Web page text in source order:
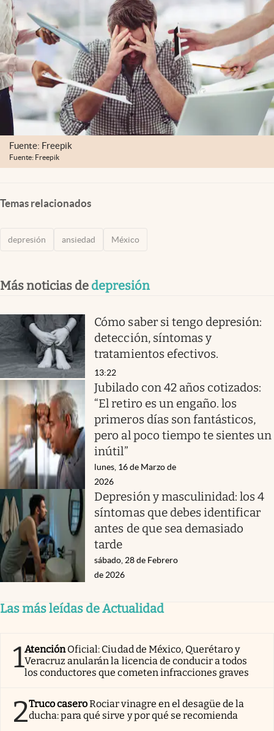
Mediakit
abre en nueva pestaña
México
Fuente: Freepik
Fuente: Freepik
Temas relacionados
depresión ansiedad México
Más noticias de depresión
Cómo saber si tengo depresión:
detección, síntomas y
tratamientos efectivos.
13:22
Jubilado con 42 años cotizados:
“El retiro es un engaño. los
primeros días son fantásticos,
pero al poco tiempo te sientes un
inútil”
lunes, 16 de Marzo de
2026
Depresión y masculinidad: los 4
síntomas que debes identificar
antes de que sea demasiado
tarde
sábado, 28 de Febrero
de 2026
Las más leídas de Actualidad
1AtenciónOficial: Ciudad de México, Querétaro y
Veracruz anularán la licencia de conducir a todos
los conductores que cometen infracciones graves
2Truco caseroRociar vinagre en el desagüe de la
ducha: para qué sirve y por qué se recomienda